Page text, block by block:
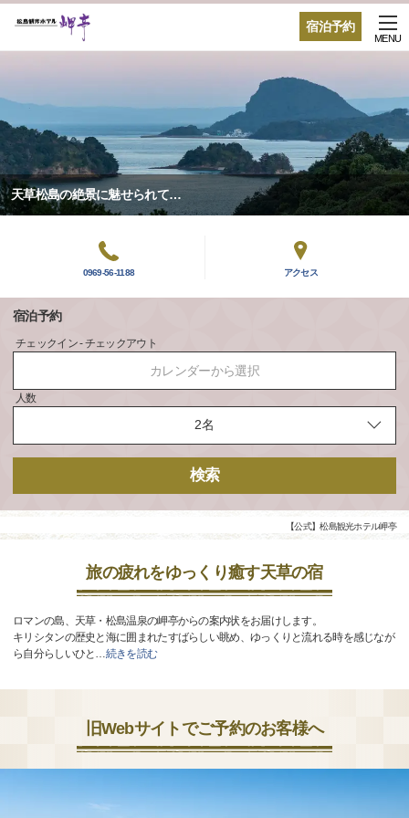
宿泊予約
MENU
天草松島の絶景に魅せられて…
0969-56-1188 アクセス
宿泊予約
チェックイン - チェックアウト
カレンダーから選択
人数
検索
【公式】松島観光ホテル岬亭
旅の疲れをゆっくり癒す天草の宿
ロマンの島、天草・松島温泉の岬亭からの案内状をお届けします。
キリシタンの歴史と海に囲まれたすばらしい眺め、ゆっくりと流れる時を感じなが
ら自分らしいひと …続きを読む
旧Webサイトでご予約のお客様へ